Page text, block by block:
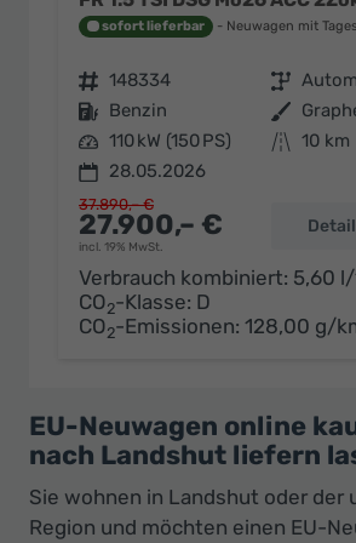
sofort lieferbar Neuwagen mit
Fahrzeugnr. 148334 Getriebe
Kraftstoff Benzin Außenfarbe
Leistung 110 kW (150 PS) Kilometerstand 10 km
28.05.2026
27.900,– €
incl. 19% MwSt.
37.890,– €
Verbrauch kombiniert: 5,60
CO2-Klasse: D
CO2-Emissionen: 128,00 g/
EU-Neuwagen online
nach Landshut liefern
Sie wohnen in Landshut oder der
Region und möchten einen EU-